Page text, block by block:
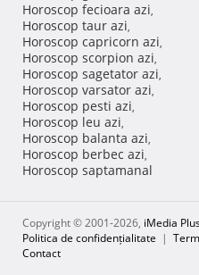
Horoscop fecioara azi,
Horoscop taur azi,
Horoscop capricorn azi,
Horoscop scorpion azi,
Horoscop sagetator azi,
Horoscop varsator azi,
Horoscop pesti azi,
Horoscop leu azi,
Horoscop balanta azi,
Horoscop berbec azi,
Horoscop saptamanal
Copyright © 2001-2026, iMedia
Politica de confidențialitate |
Contact